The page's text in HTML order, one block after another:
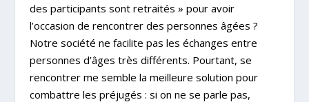
des participants sont retraités » pour avoir
l’occasion de rencontrer des personnes âgées ?
Notre société ne facilite pas les échanges entre
personnes d’âges très différents. Pourtant, se
rencontrer me semble la meilleure solution pour
combattre les préjugés : si on ne se parle pas,